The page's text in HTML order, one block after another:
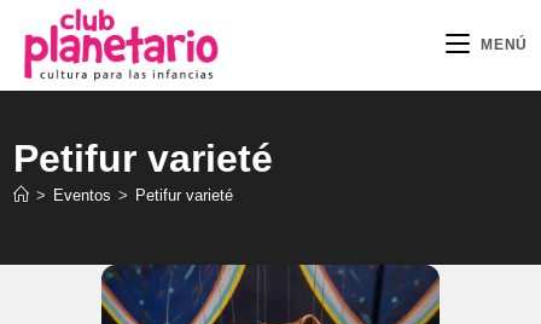
contenido
MENÚ
Petifur varieté
> Eventos > Petifur varieté